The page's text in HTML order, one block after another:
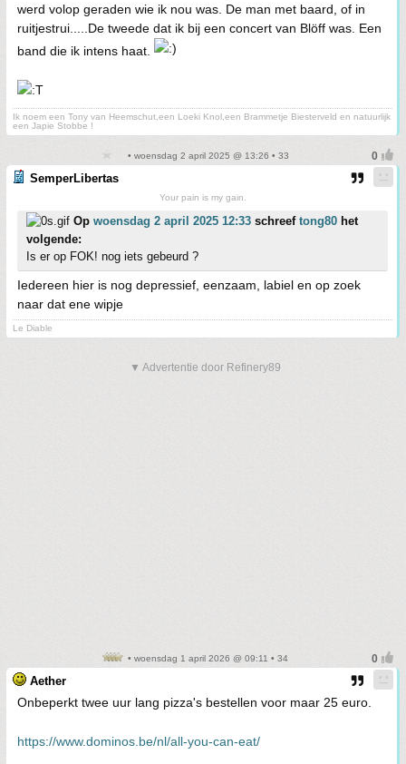
werd volop geraden wie ik nou was. De man met baard, of in
ruitjestrui.....De tweede dat ik bij een concert van Blöff was. Een
band die ik intens haat.
Ik noem een Tony van Heemschut,een Loeki Knol,een Brammetje Biesterveld en natuurlijk
een Japie Stobbe !
• woensdag 2 april 2025 @ 13:26 • 33
SemperLibertas
Your pain is my gain.
Op woensdag 2 april 2025 12:33 schreef tong80 het
volgende:
Is er op FOK! nog iets gebeurd ?
Iedereen hier is nog depressief, eenzaam, labiel en op zoek
naar dat ene wipje
Le Diable
▼ Advertentie door Refinery89
• woensdag 1 april 2026 @ 09:11 • 34
Aether
Onbeperkt twee uur lang pizza's bestellen voor maar 25 euro.
https://www.dominos.be/nl/all-you-can-eat/